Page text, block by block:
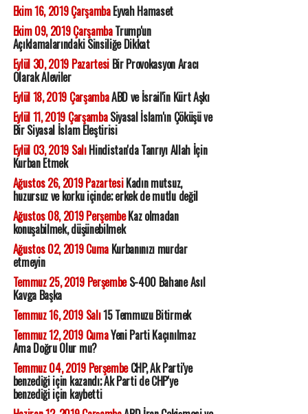
Ekim 16, 2019 ÇarşambaEyvah Hamaset
Ekim 09, 2019 ÇarşambaTrump'un
Açıklamalarındaki Sinsiliğe Dikkat
Eylül 30, 2019 PazartesiBir Provokasyon Aracı
Olarak Aleviler
Eylül 18, 2019 ÇarşambaABD ve İsrail'in Kürt Aşkı
Eylül 11, 2019 ÇarşambaSiyasal İslam'ın Çöküşü ve
Bir Siyasal İslam Eleştirisi
Eylül 03, 2019 SalıHindistan'da Tanrıyı Allah İçin
Kurban Etmek
Ağustos 26, 2019 PazartesiKadın mutsuz,
huzursuz ve korku içinde; erkek de mutlu değil
Ağustos 08, 2019 PerşembeKaz olmadan
konuşabilmek, düşünebilmek
Ağustos 02, 2019 CumaKurbanınızı murdar
etmeyin
Temmuz 25, 2019 PerşembeS-400 Bahane Asıl
Kavga Başka
Temmuz 16, 2019 Salı15 Temmuzu Bitirmek
Temmuz 12, 2019 CumaYeni Parti Kaçınılmaz
Ama Doğru Olur mu?
Temmuz 04, 2019 PerşembeCHP, Ak Parti'ye
benzediği için kazandı; Ak Parti de CHP'ye
benzediği için kaybetti